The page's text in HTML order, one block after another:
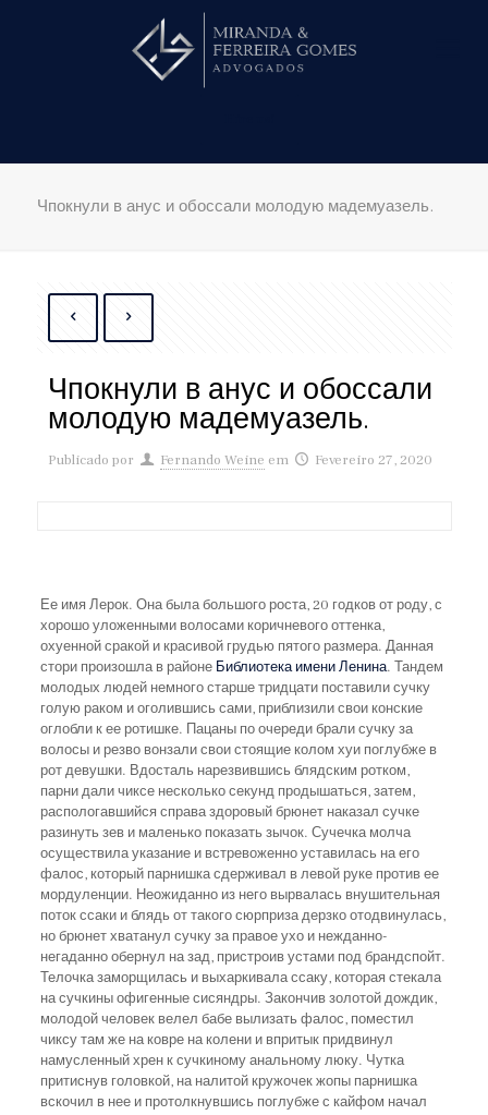
Чпокнули в анус и обоссали молодую мадемуазель.
Чпокнули в анус и обоссали
молодую мадемуазель.
Publicado por Fernando Weine em Fevereiro 27, 2020
Ее имя Лерок. Она была большого роста, 20 годков от роду, с
хорошо уложенными волосами коричневого оттенка,
охуенной сракой и красивой грудью пятого размера. Данная
стори произошла в районе Библиотека имени Ленина. Тандем
молодых людей немного старше тридцати поставили сучку
голую раком и оголившись сами, приблизили свои конские
оглобли к ее ротишке. Пацаны по очереди брали сучку за
волосы и резво вонзали свои стоящие колом хуи поглубже в
рот девушки. Вдосталь нарезвившись блядским ротком,
парни дали чиксе несколько секунд продышаться, затем,
распологавшийся справа здоровый брюнет наказал сучке
разинуть зев и маленько показать зычок. Сучечка молча
осуществила указание и встревоженно уставилась на его
фалос, который парнишка сдерживал в левой руке против ее
мордуленции. Неожиданно из него вырвалась внушительная
поток ссаки и блядь от такого сюрприза дерзко отодвинулась,
но брюнет хватанул сучку за правое ухо и нежданно-
негаданно обернул на зад, пристроив устами под брандспойт.
Телочка заморщилась и выхаркивала ссаку, которая стекала
на сучкины офигенные сисяндры. Закончив золотой дождик,
молодой человек велел бабе вылизать фалос, поместил
чиксу там же на ковре на колени и впритык придвинул
намусленный хрен к сучкиному анальному люку. Чутка
притиснув головкой, на налитой кружочек жопы парнишка
вскочил в нее и протолкнувшись поглубже с кайфом начал